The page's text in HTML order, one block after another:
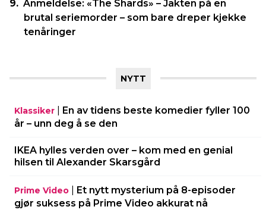
Anmeldelse: «The Shards» – Jakten på en
brutal seriemorder – som bare dreper kjekke
tenåringer
NYTT
Klassiker
En av tidens beste komedier fyller 100
år – unn deg å se den
IKEA hylles verden over – kom med en genial
hilsen til Alexander Skarsgård
Prime Video
Et nytt mysterium på 8-episoder
gjør suksess på Prime Video akkurat nå